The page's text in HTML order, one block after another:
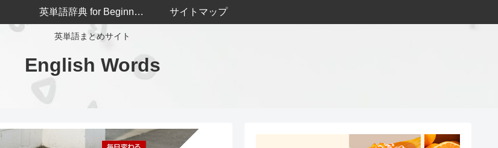
英単語まとめサイト
English Words
英単語辞典 for Beginners サイトマップ